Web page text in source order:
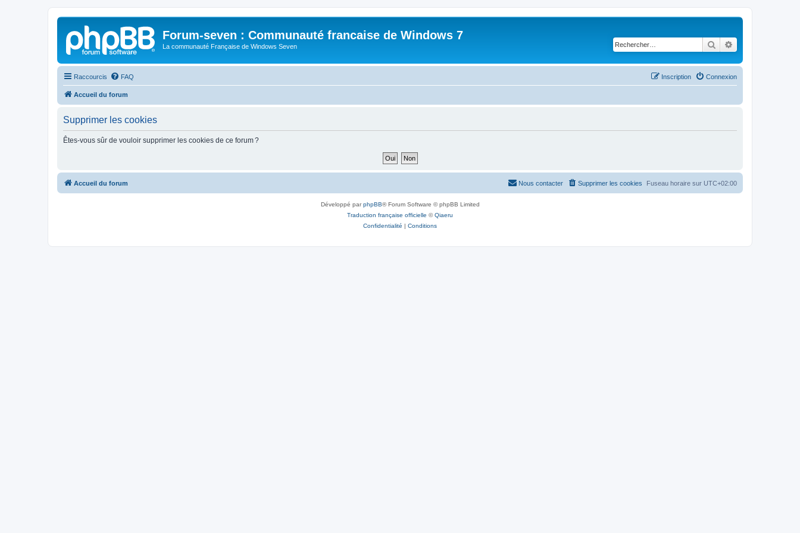
Forum-seven : Communauté francaise de Windows 7
La communauté Française de Windows Seven Rechercher
Raccourcis FAQ Connexion
Inscription
Accueil du forum
Supprimer les cookies
Êtes-vous sûr de vouloir supprimer les cookies de ce forum ?
Accueil du forum Fuseau horaire sur UTC+02:00
Supprimer les cookies
Nous contacter
Développé parphpBB® Forum Software © phpBB Limited
Traduction française officielle ©Qiaeru
Confidentialité | Conditions